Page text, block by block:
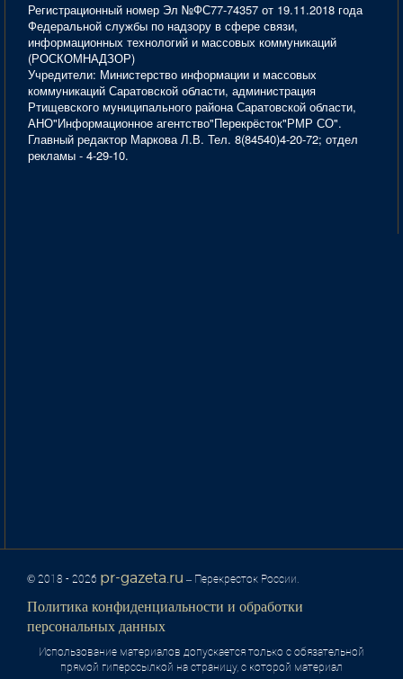
Регистрационный номер Эл №ФС77-74357 от 19.11.2018 года
Федеральной службы по надзору в сфере связи,
информационных технологий и массовых коммуникаций
(РОСКОМНАДЗОР)
Учредители: Министерство информации и массовых
коммуникаций Саратовской области, администрация
Ртищевского муниципального района Саратовской области,
АНО"Информационное агентство"Перекрёсток"РМР СО".
Главный редактор Маркова Л.В. Тел. 8(84540)4-20-72; отдел
рекламы - 4-29-10.
© 2018 - 2026 pr-gazeta.ru – Перекресток России.
Политика конфиденциальности и обработки
персональных данных
Использование материалов допускается только с обязательной
прямой гиперссылкой на страницу, с которой материал